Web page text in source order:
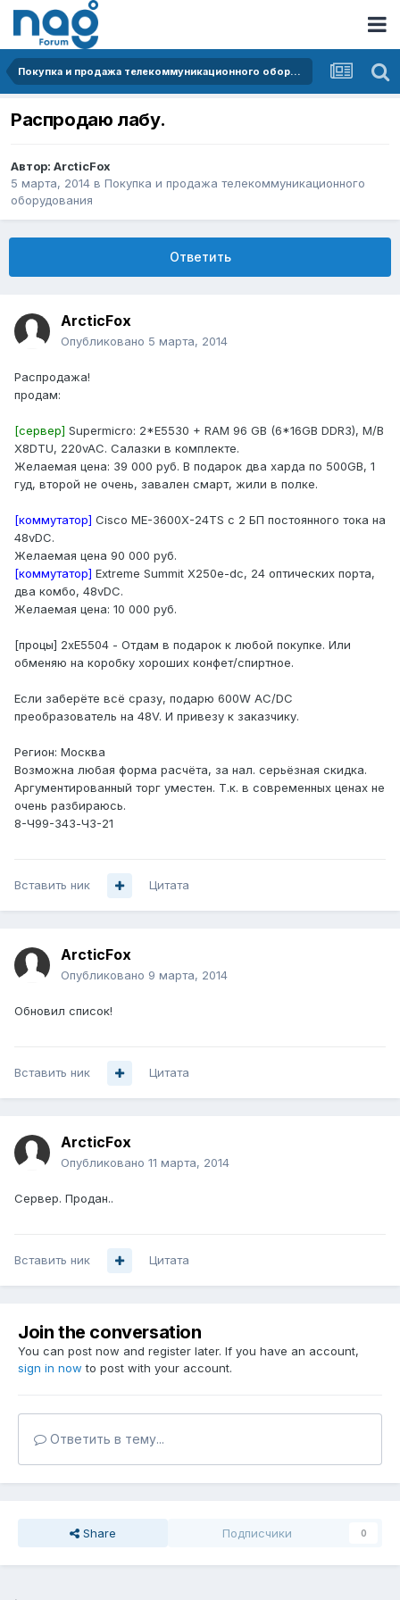
Покупка и продажа телекоммуникационного оборудования
Распродаю лабу.
Автор: ArcticFox
5 марта, 2014 в Покупка и продажа телекоммуникационного
оборудования
Ответить
ArcticFox
Опубликовано 5 марта, 2014
Распродажа!
продам:
[сервер] Supermicro: 2*E5530 + RAM 96 GB (6*16GB DDR3), M/B
X8DTU, 220vAC. Салазки в комплекте.
Желаемая цена: 39 000 руб. В подарок два харда по 500GB, 1
гуд, второй не очень, завален смарт, жили в полке.
[коммутатор] Cisco ME-3600X-24TS с 2 БП постоянного тока на
48vDC.
Желаемая цена 90 000 руб.
[коммутатор] Extreme Summit X250e-dc, 24 оптических порта,
два комбо, 48vDC.
Желаемая цена: 10 000 руб.
[процы] 2хE5504 - Отдам в подарок к любой покупке. Или
обменяю на коробку хороших конфет/спиртное.
Если заберёте всё сразу, подарю 600W AC/DC
преобразователь на 48V. И привезу к заказчику.
Регион: Москва
Возможна любая форма расчёта, за нал. серьёзная скидка.
Аргументированный торг уместен. Т.к. в современных ценах не
очень разбираюсь.
8-Ч99-З4З-ЧЗ-21
Вставить ник Цитата
ArcticFox
Опубликовано 9 марта, 2014
Обновил список!
Вставить ник Цитата
ArcticFox
Опубликовано 11 марта, 2014
Сервер. Продан..
Вставить ник Цитата
Join the conversation
You can post now and register later. If you have an account,
sign in now to post with your account.
Ответить в тему...
Share Подписчики 0